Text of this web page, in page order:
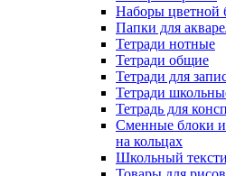
Наборы цветной
Папки для
Тетради нотные
Тетради общие
Тетради для
Тетради
Тетрадь для
Сменные блоки и
на кольцах
Школьный